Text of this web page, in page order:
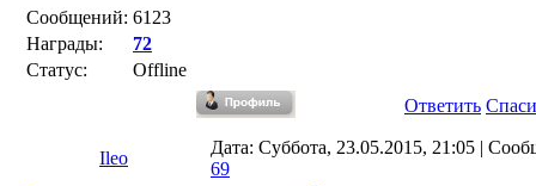
Сообщений: 6123
Награды:
72
Статус:
Offline
Ответить
Ileo
Дата: Суббота, 23.05.2015, 21:05 |
69